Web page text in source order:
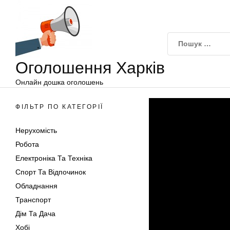
Оголошення Харків
Онлайн дошка оголошень
ФІЛЬТР ПО КАТЕГОРІЇ
Нерухомість
Робота
Електроніка Та Техніка
Спорт Та Відпочинок
Обладнання
Транспорт
Дім Та Дача
Хобі